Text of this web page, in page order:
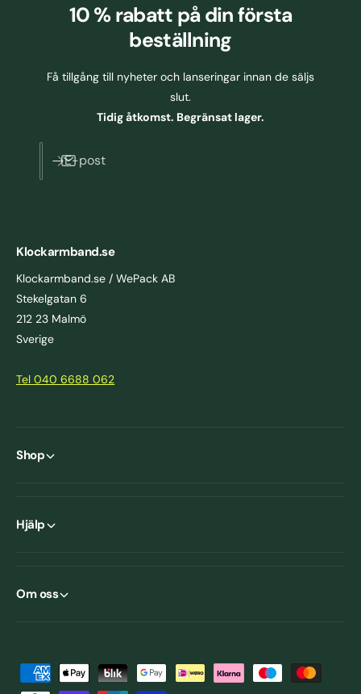
10 % rabatt på din första
beställning
Få tillgång till nyheter och lanseringar innan de säljs
slut.
Tidig åtkomst. Begränsat lager.
E-post
Klockarmband.se
Klockarmband.se / WePack AB
Stekelgatan 6
212 23 Malmö
Sverige
Tel 040 6688 062
Shop
Hjälp
Om oss